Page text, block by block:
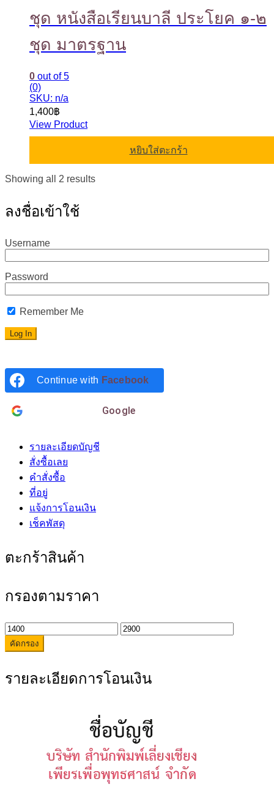
ชุด หนังสือเรียนบาลี ประโยค ๑-๒
ชุด มาตรฐาน
0 out of 5
(0)
SKU: n/a
1,400฿
View Product
หยิบใส่ตะกร้า
Showing all 2 resultsSorted
ลงชื่อเข้าใช้
Username
Password
Remember Me
Continue with Facebook
Google
รายละเอียดบัญชี
สั่งซื้อเลย
คำสั่งซื้อ
ที่อยู่
แจ้งการโอนเงิน
เช็คพัสดุ
ตะกร้าสินค้า
กรองตามราคา
ราคา
ต่ำ
ราคา
คัดกรอง
รายละเอียดการโอนเงิน